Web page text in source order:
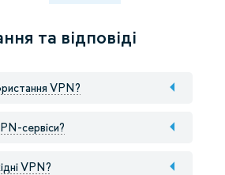
та відповіді
VPN?
сервіси?
VPN?